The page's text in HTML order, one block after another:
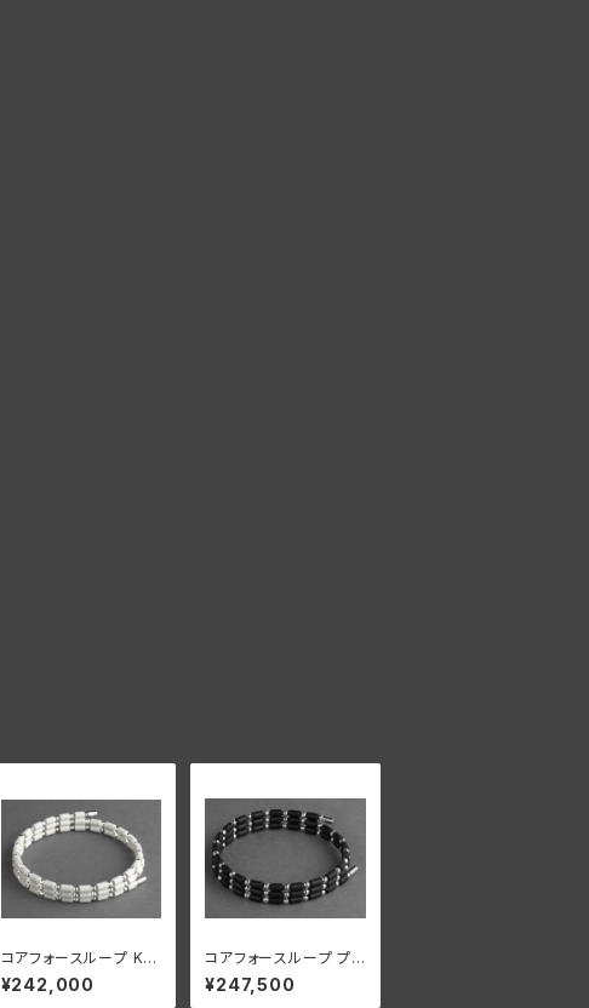
コアフォースループ K14
WG ホワイト CFL50
【正規品】
¥242,000
コアフォースループ プラ
チナ CFL50【正規品】
¥247,500